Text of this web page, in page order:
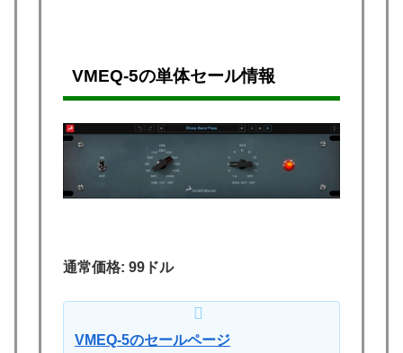
VMEQ-5の単体セール情報
通常価格: 99ドル
VMEQ-5のセールページ